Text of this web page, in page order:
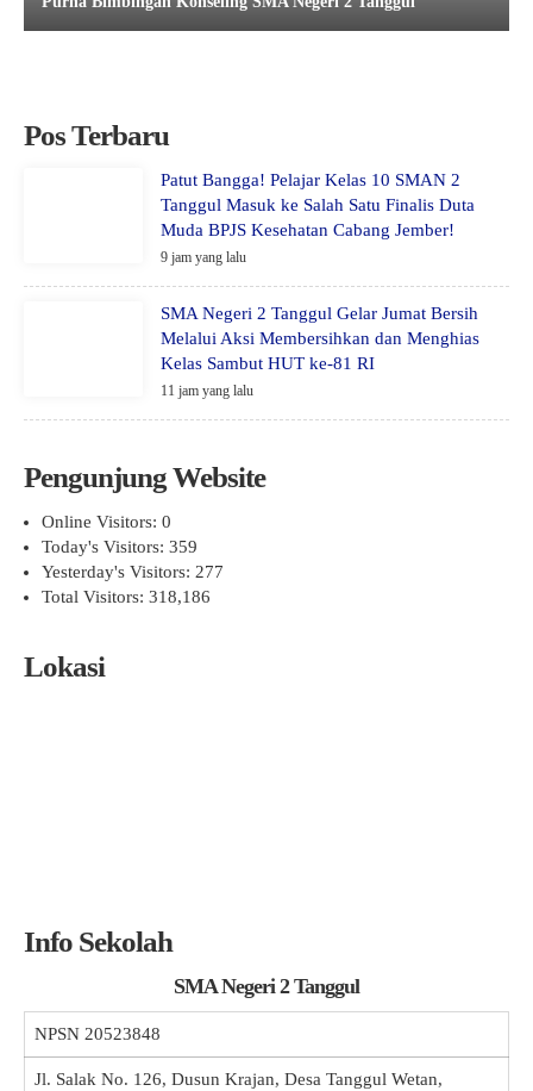
Pos Terbaru
Patut Bangga! Pelajar Kelas 10 SMAN 2
Tanggul Masuk ke Salah Satu Finalis Duta
Muda BPJS Kesehatan Cabang Jember!
9 jam yang lalu
SMA Negeri 2 Tanggul Gelar Jumat Bersih
Melalui Aksi Membersihkan dan Menghias
Kelas Sambut HUT ke-81 RI
11 jam yang lalu
Pengunjung Website
Online Visitors: 0
Today's Visitors: 359
Yesterday's Visitors: 277
Total Visitors: 318,186
Lokasi
Info Sekolah
SMA Negeri 2 Tanggul
NPSN 20523848
Jl. Salak No. 126, Dusun Krajan, Desa Tanggul Wetan,